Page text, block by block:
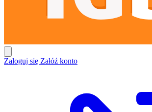
Zaloguj się Załóź konto